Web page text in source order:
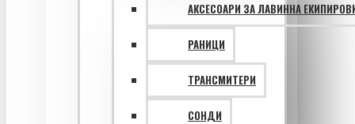
АКСЕСОАРИ ЗА ЛАВИННА
РАНИЦИ
ТРАНСМИТЕРИ
СОНДИ